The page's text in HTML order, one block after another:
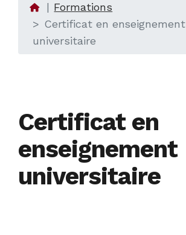
Formations
Certificat en enseignement
universitaire
Certificat en
enseignement
universitaire